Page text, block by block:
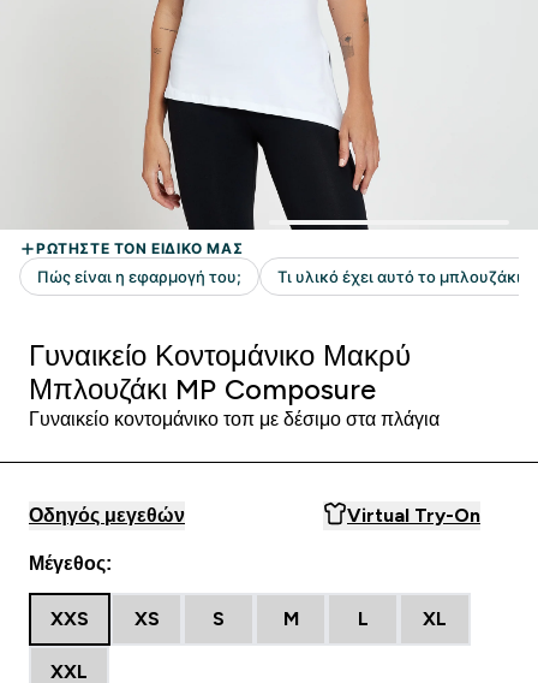
Γυναικείο Κοντομάνικο Μακρύ
Μπλουζάκι MP Composure
Γυναικείο κοντομάνικο τοπ με δέσιμο στα πλάγια
Οδηγός μεγεθών Virtual Try-On
Μέγεθος:
XXS XS S M L XL
XXL